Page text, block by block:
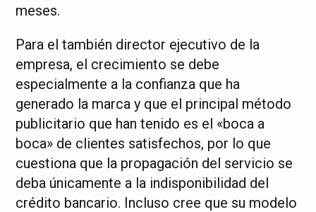
meses.
Para el también director ejecutivo de la
empresa, el crecimiento se debe
especialmente a la confianza que ha
generado la marca y que el principal método
publicitario que han tenido es el «boca a
boca» de clientes satisfechos, por lo que
cuestiona que la propagación del servicio se
deba únicamente a la indisponibilidad del
crédito bancario. Incluso cree que su modelo